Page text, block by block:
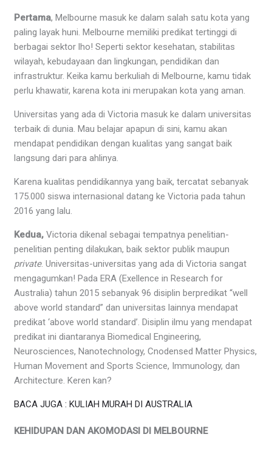
Pertama, Melbourne masuk ke dalam salah satu kota yang
paling layak huni. Melbourne memiliki predikat tertinggi di
berbagai sektor lho! Seperti sektor kesehatan, stabilitas
wilayah, kebudayaan dan lingkungan, pendidikan dan
infrastruktur. Keika kamu berkuliah di Melbourne, kamu tidak
perlu khawatir, karena kota ini merupakan kota yang aman.
Universitas yang ada di Victoria masuk ke dalam universitas
terbaik di dunia. Mau belajar apapun di sini, kamu akan
mendapat pendidikan dengan kualitas yang sangat baik
langsung dari para ahlinya.
Karena kualitas pendidikannya yang baik, tercatat sebanyak
175.000 siswa internasional datang ke Victoria pada tahun
2016 yang lalu.
Kedua,Victoria dikenal sebagai tempatnya penelitian-
penelitian penting dilakukan, baik sektor publik maupun
private. Universitas-universitas yang ada di Victoria sangat
mengagumkan! Pada ERA (Exellence in Research for
Australia) tahun 2015 sebanyak 96 disiplin berpredikat “well
above world standard” dan universitas lainnya mendapat
predikat ‘above world standard’. Disiplin ilmu yang mendapat
predikat ini diantaranya Biomedical Engineering,
Neurosciences, Nanotechnology, Cnodensed Matter Physics,
Human Movement and Sports Science, Immunology, dan
Architecture. Keren kan?
BACA JUGA : KULIAH MURAH DI AUSTRALIA
KEHIDUPAN DAN AKOMODASI DI MELBOURNE